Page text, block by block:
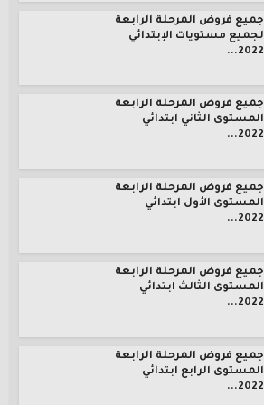
جميع فروض المرحلة الرابعة
لجميع مستويات الإبتدائي
2022...
جميع فروض المرحلة الرابعة
المستوى الثاني ابتدائي
2022...
جميع فروض المرحلة الرابعة
المستوى الأول ابتدائي
2022...
جميع فروض المرحلة الرابعة
المستوى الثالث ابتدائي
2022...
جميع فروض المرحلة الرابعة
المستوى الرابع ابتدائي
2022...